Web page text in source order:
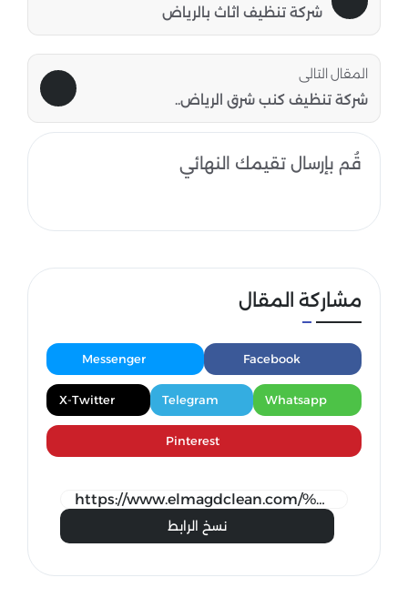
الالتزام بها. الهدف هو الحفاظ على القماش والحشوة وليس
إزالة البقعة بأي طريقة.
شركة تنظيف اثاث بالرياض
المقال التالى
شركة تنظيف كنب شرق الرياض..
قُم بإرسال تقيمك النهائي
مشاركة المقال
Facebook
Messenger
Whatsapp
Telegram
X-Twitter
Pinterest
نسخ الرابط